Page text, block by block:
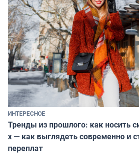
ИНТЕРЕСНОЕ
Тренды из прошлого: как носить
х — как выглядеть современно и
переплат